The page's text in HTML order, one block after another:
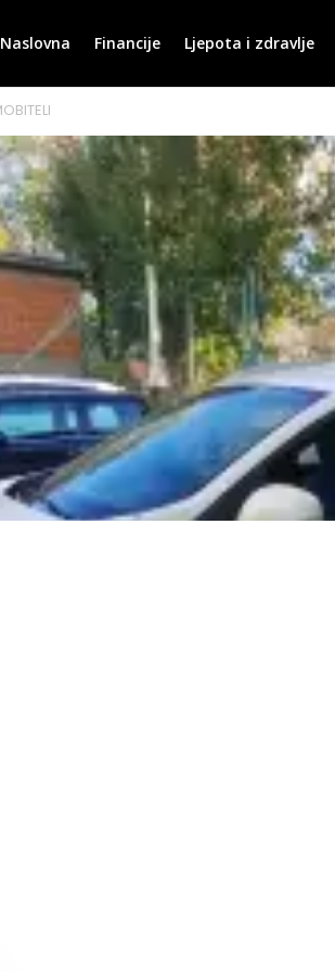
Naslovna Financije Ljepota i zdravlje